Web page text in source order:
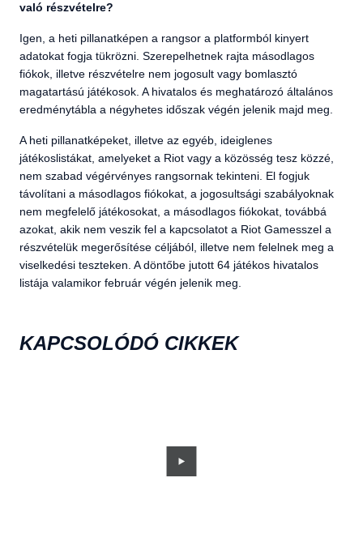
való részvételre?
Igen, a heti pillanatképen a rangsor a platformból kinyert
adatokat fogja tükrözni. Szerepelhetnek rajta másodlagos
fiókok, illetve részvételre nem jogosult vagy bomlasztó
magatartású játékosok. A hivatalos és meghatározó általános
eredménytábla a négyhetes időszak végén jelenik majd meg.
A heti pillanatképeket, illetve az egyéb, ideiglenes
játékoslistákat, amelyeket a Riot vagy a közösség tesz közzé,
nem szabad végérvényes rangsornak tekinteni. El fogjuk
távolítani a másodlagos fiókokat, a jogosultsági szabályoknak
nem megfelelő játékosokat, a másodlagos fiókokat, továbbá
azokat, akik nem veszik fel a kapcsolatot a Riot Gamesszel a
részvételük megerősítése céljából, illetve nem felelnek meg a
viselkedési teszteken. A döntőbe jutott 64 játékos hivatalos
listája valamikor február végén jelenik meg.
KAPCSOLÓDÓ CIKKEK